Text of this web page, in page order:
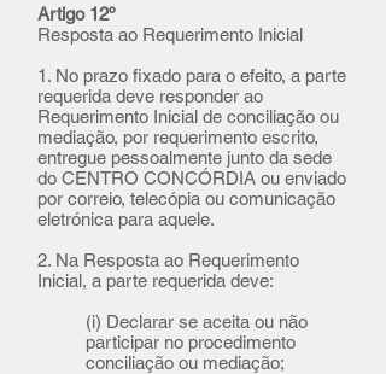
​Artigo 12º
Resposta ao Requerimento Inicial
1. No prazo fixado para o efeito, a parte
requerida deve responder ao
Requerimento Inicial de conciliação ou
mediação, por requerimento escrito,
entregue pessoalmente junto da sede
do CENTRO CONCÓRDIA ou enviado
por correio, telecópia ou comunicação
eletrónica para aquele.
2. Na Resposta ao Requerimento
Inicial, a parte requerida deve:
(i) Declarar se aceita ou não
participar no procedimento
conciliação ou mediação;